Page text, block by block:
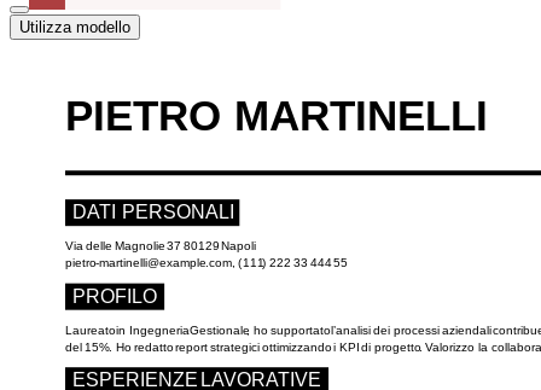
Utilizza modello